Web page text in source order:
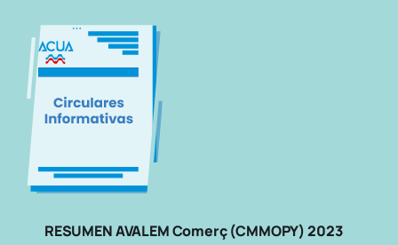
RESUMEN AVALEM Comerç (CMMOPY) 2023